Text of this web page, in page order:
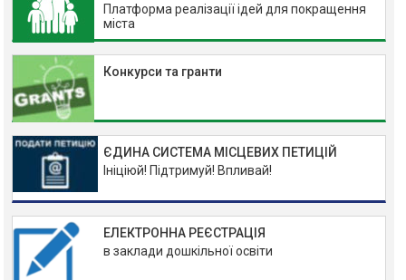
Платформа реалізації ідей для покращення
міста
Конкурси та гранти
ЄДИНА СИСТЕМА МІСЦЕВИХ ПЕТИЦІЙ
Ініціюй! Підтримуй! Впливай!
ЕЛЕКТРОННА РЕЄСТРАЦІЯ
в заклади дошкільної освіти